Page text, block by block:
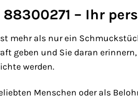
88300271 – Ihr
ist mehr als nur ein
geben und Sie daran
werden.
Menschen oder als